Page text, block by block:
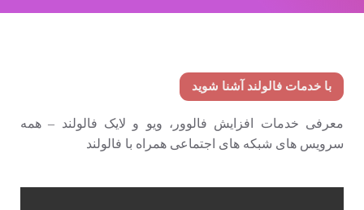
با خدمات فالولند آشنا شوید
معرفی خدمات افزایش فالوور، ویو و لایک فالولند – همه
سرویس های شبکه های اجتماعی همراه با فالولند